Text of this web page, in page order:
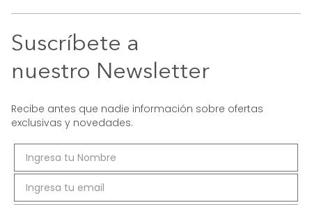
Suscríbete a
nuestro Newsletter
Recibe antes que nadie información sobre ofertas
exclusivas y novedades.